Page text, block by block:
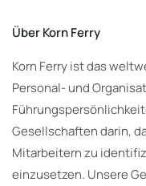
Über Korn Ferry
Korn Ferry ist das
Personal- und
Gesellschaften darin,
Mitarbeitern zu
einzusetzen. Unsere